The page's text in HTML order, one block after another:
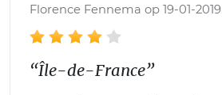
Florence Fennema op 19-01-2019
“Île-de-France”